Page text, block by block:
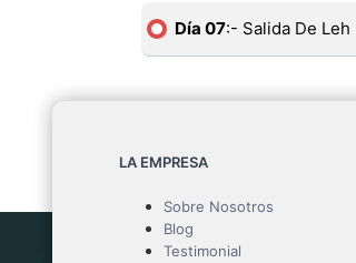
Día 07:- Salida De Leh
LA EMPRESA
Sobre Nosotros
Blog
Testimonial